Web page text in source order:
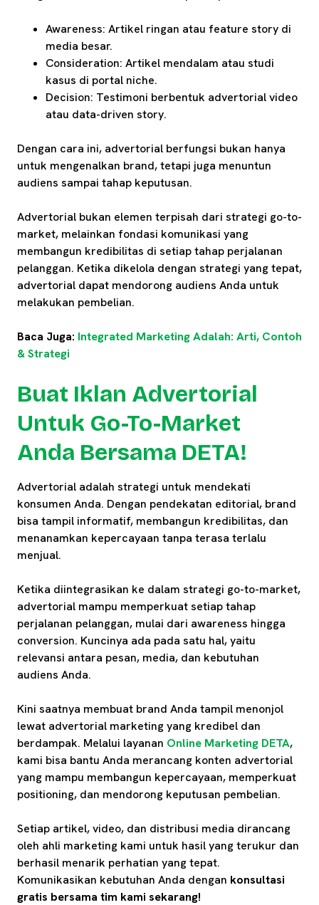
Awareness: Artikel ringan atau feature story di
media besar.
Consideration: Artikel mendalam atau studi
kasus di portal niche.
Decision: Testimoni berbentuk advertorial video
atau data-driven story.
Dengan cara ini, advertorial berfungsi bukan hanya
untuk mengenalkan brand, tetapi juga menuntun
audiens sampai tahap keputusan.
Advertorial bukan elemen terpisah dari strategi go-to-
market, melainkan fondasi komunikasi yang
membangun kredibilitas di setiap tahap perjalanan
pelanggan. Ketika dikelola dengan strategi yang tepat,
advertorial dapat mendorong audiens Anda untuk
melakukan pembelian.
Baca Juga: Integrated Marketing Adalah: Arti, Contoh
& Strategi
Buat Iklan Advertorial
Untuk Go-To-Market
Anda Bersama DETA!
Advertorial adalah strategi untuk mendekati
konsumen Anda. Dengan pendekatan editorial, brand
bisa tampil informatif, membangun kredibilitas, dan
menanamkan kepercayaan tanpa terasa terlalu
menjual.
Ketika diintegrasikan ke dalam strategi go-to-market,
advertorial mampu memperkuat setiap tahap
perjalanan pelanggan, mulai dari awareness hingga
conversion. Kuncinya ada pada satu hal, yaitu
relevansi antara pesan, media, dan kebutuhan
audiens Anda.
Kini saatnya membuat brand Anda tampil menonjol
lewat advertorial marketing yang kredibel dan
berdampak. Melalui layanan Online Marketing DETA,
kami bisa bantu Anda merancang konten advertorial
yang mampu membangun kepercayaan, memperkuat
positioning, dan mendorong keputusan pembelian.
Setiap artikel, video, dan distribusi media dirancang
oleh ahli marketing kami untuk hasil yang terukur dan
berhasil menarik perhatian yang tepat.
Komunikasikan kebutuhan Anda dengan konsultasi
gratis bersama tim kami sekarang!